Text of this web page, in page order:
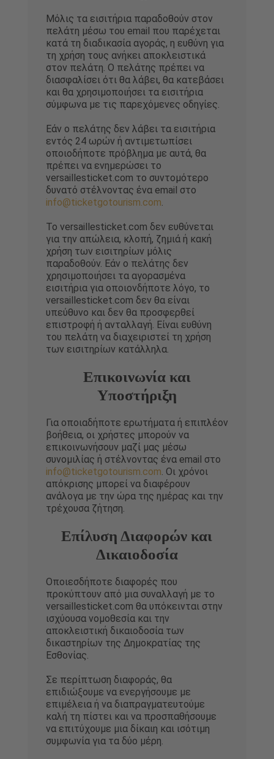
Μόλις τα εισιτήρια παραδοθούν στον
πελάτη μέσω του email που παρέχεται
κατά τη διαδικασία αγοράς, η ευθύνη για
τη χρήση τους ανήκει αποκλειστικά
στον πελάτη. Ο πελάτης πρέπει να
διασφαλίσει ότι θα λάβει, θα κατεβάσει
και θα χρησιμοποιήσει τα εισιτήρια
σύμφωνα με τις παρεχόμενες οδηγίες.
Εάν ο πελάτης δεν λάβει τα εισιτήρια
εντός 24 ωρών ή αντιμετωπίσει
οποιοδήποτε πρόβλημα με αυτά, θα
πρέπει να ενημερώσει το
versaillesticket.com το συντομότερο
δυνατό στέλνοντας ένα email στο
info@ticketgotourism.com.
Το versaillesticket.com δεν ευθύνεται
για την απώλεια, κλοπή, ζημιά ή κακή
χρήση των εισιτηρίων μόλις
παραδοθούν. Εάν ο πελάτης δεν
χρησιμοποιήσει τα αγορασμένα
εισιτήρια για οποιονδήποτε λόγο, το
versaillesticket.com δεν θα είναι
υπεύθυνο και δεν θα προσφερθεί
επιστροφή ή ανταλλαγή. Είναι ευθύνη
του πελάτη να διαχειριστεί τη χρήση
των εισιτηρίων κατάλληλα.
Επικοινωνία και
Υποστήριξη
Για οποιαδήποτε ερωτήματα ή επιπλέον
βοήθεια, οι χρήστες μπορούν να
επικοινωνήσουν μαζί μας μέσω
συνομιλίας ή στέλνοντας ένα email στο
info@ticketgotourism.com. Οι χρόνοι
απόκρισης μπορεί να διαφέρουν
ανάλογα με την ώρα της ημέρας και την
τρέχουσα ζήτηση.
Επίλυση Διαφορών και
Δικαιοδοσία
Οποιεσδήποτε διαφορές που
προκύπτουν από μια συναλλαγή με το
versaillesticket.com θα υπόκεινται στην
ισχύουσα νομοθεσία και την
αποκλειστική δικαιοδοσία των
δικαστηρίων της Δημοκρατίας της
Εσθονίας.
Σε περίπτωση διαφοράς, θα
επιδιώξουμε να ενεργήσουμε με
επιμέλεια ή να διαπραγματευτούμε
καλή τη πίστει και να προσπαθήσουμε
να επιτύχουμε μια δίκαιη και ισότιμη
συμφωνία για τα δύο μέρη.